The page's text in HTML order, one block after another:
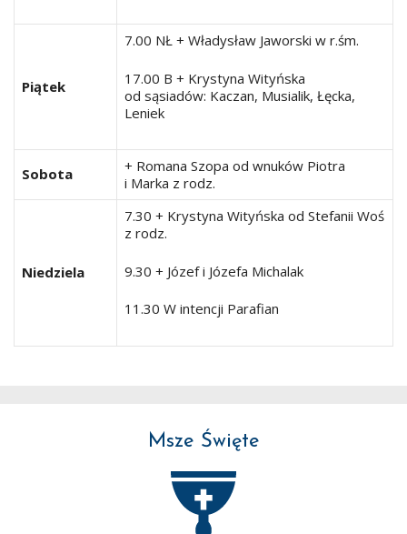
Piątek
7.00 NŁ + Władysław Jaworski w r.śm.
17.00 B + Krystyna Wityńska
od sąsiadów: Kaczan, Musialik, Łęcka,
Leniek
Sobota
+ Romana Szopa od wnuków Piotra
i Marka z rodz.
Niedziela
7.30 + Krystyna Wityńska od Stefanii Woś
z rodz.
9.30 + Józef i Józefa Michalak
11.30 W intencji Parafian
Msze Święte